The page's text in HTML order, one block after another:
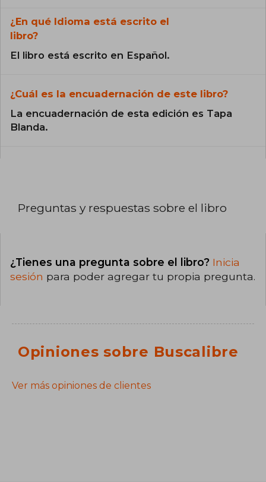
¿En qué Idioma está escrito el
libro?
El libro está escrito en Español.
¿Cuál es la encuadernación de este libro?
La encuadernación de esta edición es Tapa
Blanda.
Preguntas y respuestas sobre el libro
¿Tienes una pregunta sobre el libro? Inicia
sesión para poder agregar tu propia pregunta.
Opiniones sobre Buscalibre
Ver más opiniones de clientes